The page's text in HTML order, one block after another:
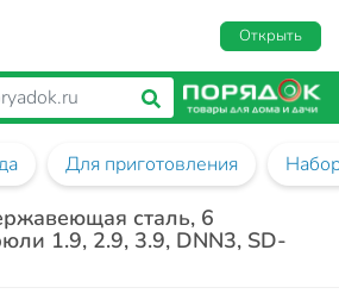
Открыть
Для приготовления
сталь, 6
1.9, 2.9, 3.9, DNN3, SD-